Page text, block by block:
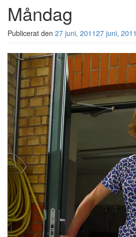
Måndag
Publicerat den 27 juni, 201127 juni, 2011